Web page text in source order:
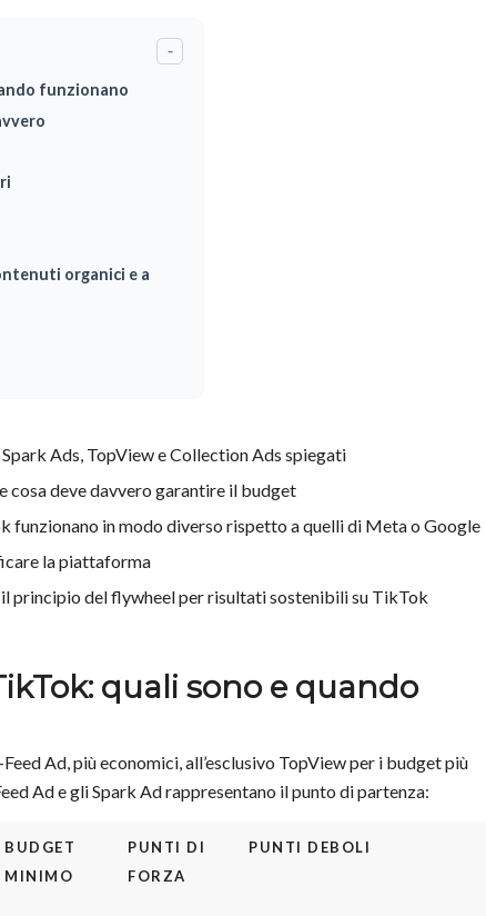
-
funzionano
organici e a
Ads, TopView e Collection Ads spiegati
cosa deve davvero garantire il budget
funzionano in modo diverso rispetto a quelli di Meta o Google
la piattaforma
principio del flywheel per risultati sostenibili su TikTok
quali sono e quando
Ad, più economici, all’esclusivo TopView per i budget più
Ad e gli Spark Ad rappresentano il punto di partenza:
BUDGET
MINIMO
PUNTI DI
FORZA
PUNTI DEBOLI